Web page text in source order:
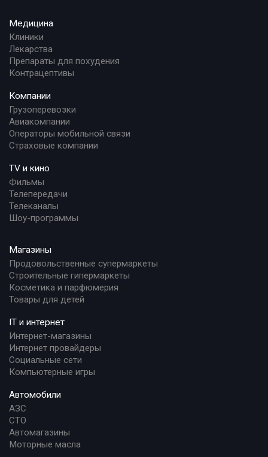
Медицина
Клиники
Лекарства
Препараты для похудения
Контрацептивы
Компании
Грузоперевозки
Авиакомпании
Операторы мобильной связи
Страховые компании
TV и кино
Фильмы
Телепередачи
Телеканалы
Шоу-программы
Магазины
Продовольственные супермаркеты
Строительные гипермаркеты
Косметика и парфюмерия
Товары для детей
IT и интернет
Интернет-магазины
Интернет провайдеры
Социальные сети
Компьютерные игры
Автомобили
АЗС
СТО
Автомагазины
Моторные масла